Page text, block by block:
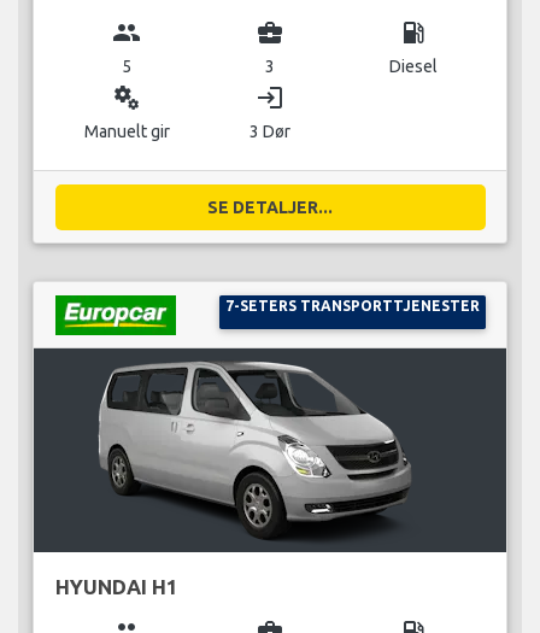
group
5
business_center
3
local_gas_station
Diesel
miscellaneous_services
Manuelt gir
login
3 Dør
SE DETALJER...
7-SETERS TRANSPORTTJENESTER
HYUNDAI H1